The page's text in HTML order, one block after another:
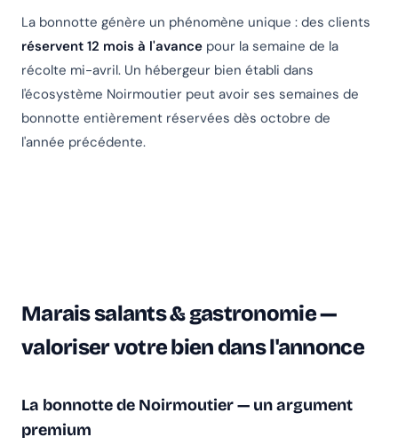
La bonnotte génère un phénomène unique : des clients
réservent 12 mois à l'avance pour la semaine de la
récolte mi-avril. Un hébergeur bien établi dans
l'écosystème Noirmoutier peut avoir ses semaines de
bonnotte entièrement réservées dès octobre de
l'année précédente.
Marais salants & gastronomie —
valoriser votre bien dans l'annonce
La bonnotte de Noirmoutier — un argument
premium